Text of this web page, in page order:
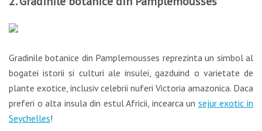
Gradinile botanice din Pamplemousses reprezinta un simbol al
bogatei istorii si culturi ale insulei, gazduind o varietate de
plante exotice, inclusiv celebrii nuferi Victoria amazonica. Daca
preferi o alta insula din estul Africii, incearca un sejur exotic in
Seychelles!